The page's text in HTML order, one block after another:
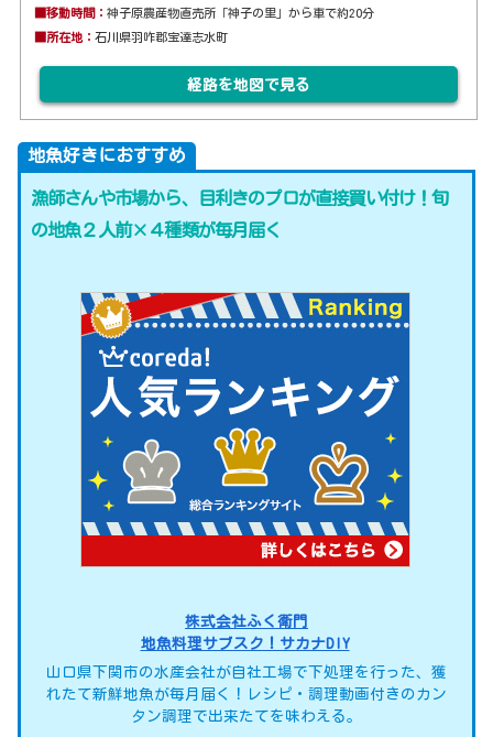
■移動時間：神子原農産物直売所「神子の里」から車で約20分
■所在地：石川県羽咋郡宝達志水町
経路を地図で見る
地魚好きにおすすめ
漁師さんや市場から、目利きのプロが直接買い付け！旬
の地魚２人前×４種類が毎月届く
株式会社ふく衛門
地魚料理サブスク！サカナDIY
山口県下関市の水産会社が自社工場で下処理を行った、獲
れたて新鮮地魚が毎月届く！レシピ・調理動画付きのカン
タン調理で出来たてを味わえる。